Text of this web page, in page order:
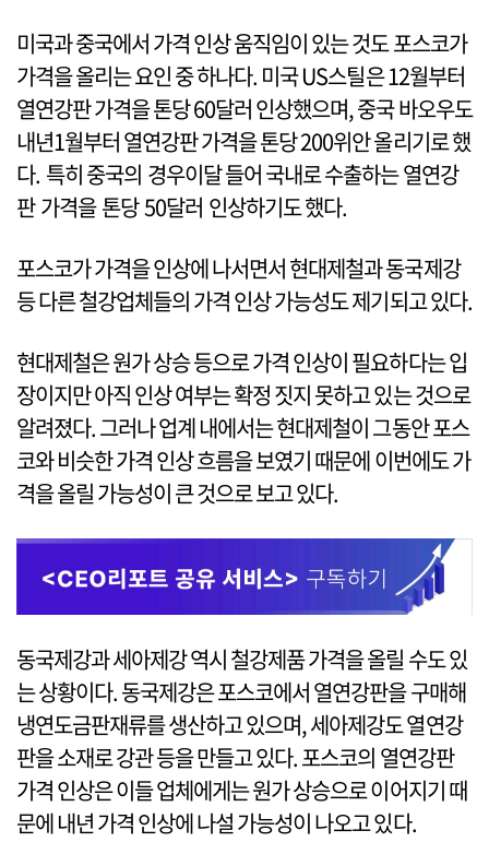
미국과 중국에서 가격 인상 움직임이 있는 것도 포스코가
가격을 올리는 요인 중 하나다. 미국 US스틸은 12월부터
열연강판 가격을 톤당 60달러 인상했으며, 중국 바오우도
내년1월부터 열연강판 가격을 톤당 200위안 올리기로 했
다. 특히 중국의 경우이달 들어 국내로 수출하는 열연강
판 가격을 톤당 50달러 인상하기도 했다.
포스코가 가격을 인상에 나서면서 현대제철과 동국제강
등 다른 철강업체들의 가격 인상 가능성도 제기되고 있다.
현대제철은 원가 상승 등으로 가격 인상이 필요하다는 입
장이지만 아직 인상 여부는 확정 짓지 못하고 있는 것으로
알려졌다. 그러나 업계 내에서는 현대제철이 그동안 포스
코와 비슷한 가격 인상 흐름을 보였기 때문에 이번에도 가
격을 올릴 가능성이 큰 것으로 보고 있다.
동국제강과 세아제강 역시 철강제품 가격을 올릴 수도 있
는 상황이다. 동국제강은 포스코에서 열연강판을 구매해
냉연도금판재류를 생산하고 있으며, 세아제강도 열연강
판을 소재로 강관 등을 만들고 있다. 포스코의 열연강판
가격 인상은 이들 업체에게는 원가 상승으로 이어지기 때
문에 내년 가격 인상에 나설 가능성이 나오고 있다.